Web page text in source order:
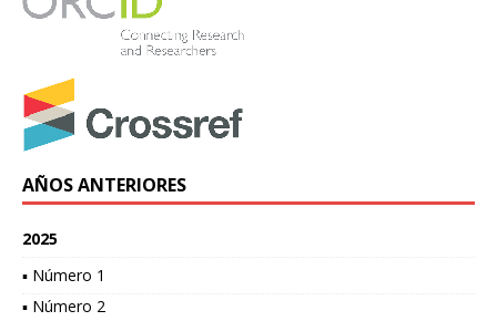
AÑOS ANTERIORES
2025
▪ Número 1
▪ Número 2